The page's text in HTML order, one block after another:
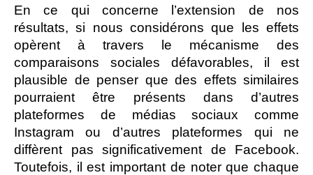
En ce qui concerne l’extension de nos
résultats, si nous considérons que les effets
opèrent à travers le mécanisme des
comparaisons sociales défavorables, il est
plausible de penser que des effets similaires
pourraient être présents dans d’autres
plateformes de médias sociaux comme
Instagram ou d’autres plateformes qui ne
diffèrent pas significativement de Facebook.
Toutefois, il est important de noter que chaque